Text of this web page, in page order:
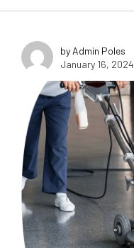
by Admin Poles
January 16, 2024